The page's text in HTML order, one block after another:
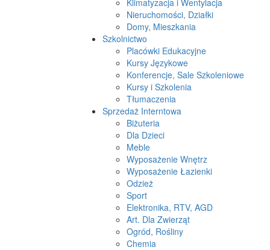
Klimatyzacja i Wentylacja
Nieruchomości, Działki
Domy, Mieszkania
Szkolnictwo
Placówki Edukacyjne
Kursy Językowe
Konferencje, Sale Szkoleniowe
Kursy i Szkolenia
Tłumaczenia
Sprzedaż Interntowa
Biżuteria
Dla Dzieci
Meble
Wyposażenie Wnętrz
Wyposażenie Łazienki
Odzież
Sport
Elektronika, RTV, AGD
Art. Dla Zwierząt
Ogród, Rośliny
Chemia